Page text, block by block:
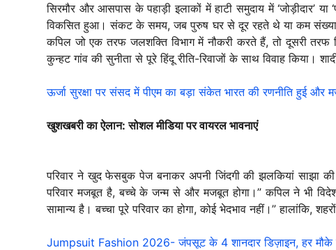
सिरमौर और आसपास के पहाड़ी इलाकों में हाटी समुदाय में ‘जोड़ीदार’
विकसित हुआ। संकट के समय, जब पुरुष घर से दूर रहते थे या कम संख्या
कपिल जो एक तरफ जलशक्ति विभाग में नौकरी करते हैं, तो दूसरी
कुन्हट गांव की सुनीता से पूरे हिंदू रीति-रिवाजों के साथ विवाह किया।
ऊर्जा सुरक्षा पर संसद में पीएम का बड़ा संकेत भारत की रणनीति हुई और
खुशखबरी का ऐलान: सोशल मीडिया पर वायरल भावनाएं
परिवार ने खुद फेसबुक पेज बनाकर अपनी जिंदगी की झलकियां साझा
परिवार मजबूत है, बच्चे के जन्म से और मजबूत होगा।” कपिल ने भी
सामान्य है। बच्चा पूरे परिवार का होगा, कोई भेदभाव नहीं।”
Jumpsuit Fashion 2026- जंपसूट के 4 शानदार डिज़ाइन, हर मौके